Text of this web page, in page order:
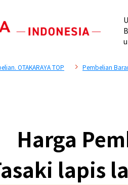
OTAKARAYA TOP Pembelian
Harga
lapis